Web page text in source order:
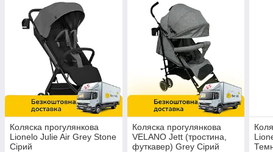
Коляска прогулянкова
Lionelo Julie Air Grey Stone
Сірий
Коляска прогулянкова
VELANO Jett (тростина,
футкавер) Grey Сірий